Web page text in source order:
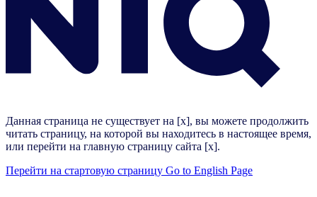
Данная страница не существует на [x], вы можете продолжить
читать страницу, на которой вы находитесь в настоящее время,
или перейти на главную страницу сайта [x].
Перейти на стартовую страницу Go to English Page